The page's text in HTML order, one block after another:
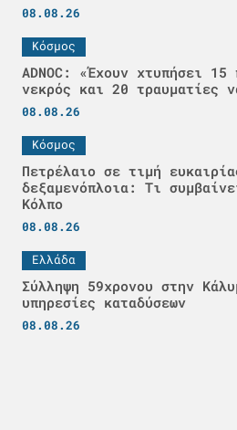
08.08.26
Κόσμος
ADNOC: «Έχουν χτυπήσει
νεκρός και 20 τραυματίες
08.08.26
Κόσμος
Πετρέλαιο σε τιμή
δεξαμενόπλοια: Τι
Κόλπο
08.08.26
Ελλάδα
Σύλληψη 59χρονου στην
υπηρεσίες καταδύσεων
08.08.26